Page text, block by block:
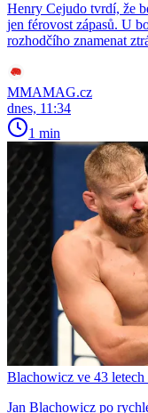
Henry Cejudo tvrdí, že
jen férovost zápasů. U
rozhodčího znamenat
MMAMAG.cz
dnes, 11:34
1 min
Blachowicz ve 43
Jan Blachowicz po